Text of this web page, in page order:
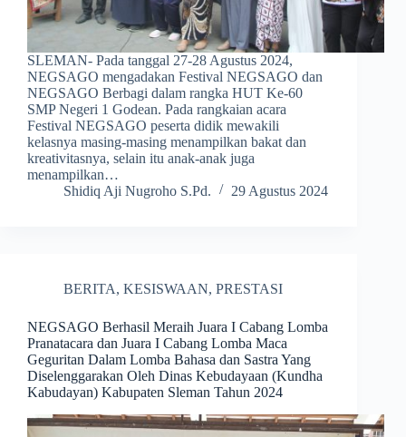
SLEMAN- Pada tanggal 27-28 Agustus 2024,
NEGSAGO mengadakan Festival NEGSAGO dan
NEGSAGO Berbagi dalam rangka HUT Ke-60
SMP Negeri 1 Godean. Pada rangkaian acara
Festival NEGSAGO peserta didik mewakili
kelasnya masing-masing menampilkan bakat dan
kreativitasnya, selain itu anak-anak juga
menampilkan…
Shidiq Aji Nugroho S.Pd.
29 Agustus 2024
BERITA, KESISWAAN, PRESTASI
NEGSAGO Berhasil Meraih Juara I Cabang Lomba
Pranatacara dan Juara I Cabang Lomba Maca
Geguritan Dalam Lomba Bahasa dan Sastra Yang
Diselenggarakan Oleh Dinas Kebudayaan (Kundha
Kabudayan) Kabupaten Sleman Tahun 2024